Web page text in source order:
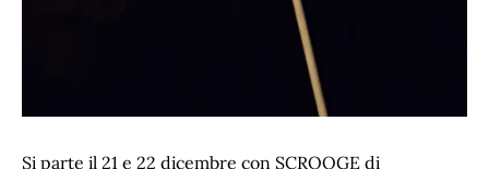
Si parte il 21 e 22 dicembre con SCROOGE di